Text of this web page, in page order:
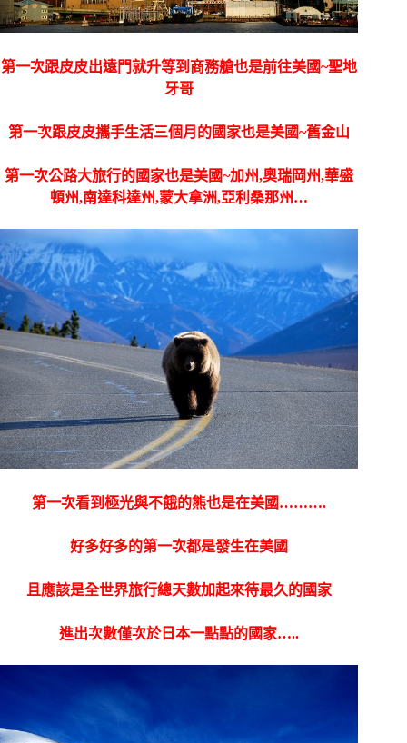
第一次跟皮皮出遠門就升等到商務艙也是前往美國~聖地
牙哥
第一次跟皮皮攜手生活三個月的國家也是美國~舊金山
第一次公路大旅行的國家也是美國~加州,奧瑞岡州,華盛
頓州,南達科達州,蒙大拿洲,亞利桑那州…
第一次看到極光與不餓的熊也是在美國……….
好多好多的第一次都是發生在美國
且應該是全世界旅行總天數加起來待最久的國家
進出次數僅次於日本一點點的國家…..